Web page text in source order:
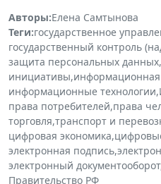
Авторы:Елена Самтынова
Теги:государственное
государственный контроль
защита персональных данных,
инициативы,информационная
информационные технологии,
права потребителей,права
торговля,транспорт и
цифровая экономика,
электронная подпись,
электронный документооборот
Правительство РФ